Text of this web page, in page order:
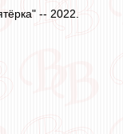
-- 2022.